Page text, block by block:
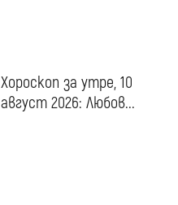
Хороскоп за утре, 10
август 2026: Любов...